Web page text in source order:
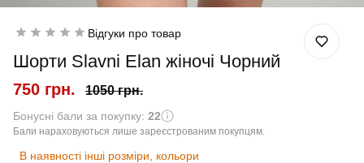
Відгуки про товар
Шорти Slavni Elan жіночі Чорний
750 грн. 1050 грн.
Бонусні бали за покупку: 22
Бали нараховуються лише зареєстрованим покупцям.
В наявності інші розміри, кольори